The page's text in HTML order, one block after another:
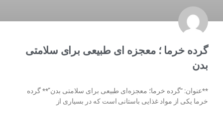
گرده خرما ؛ معجزه ای طبیعی برای سلامتی
بدن
**عنوان: “گرده خرما؛ معجزه‌ای طبیعی برای سلامتی بدن”** گرده
خرما یکی از مواد غذایی باستانی است که در بسیاری از